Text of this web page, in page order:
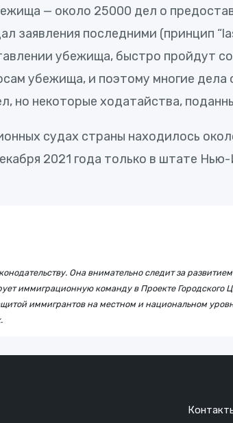
— около 25000 дел о
заявления последними (принцип
убежища, быстро пройдут
убежища, и поэтому многие
но некоторые ходатайства,
судах страны находилось
2021 года только в штате
Она внимательно следит за
иммиграционную команду в Проекте
иммигрантов на местном и национальном